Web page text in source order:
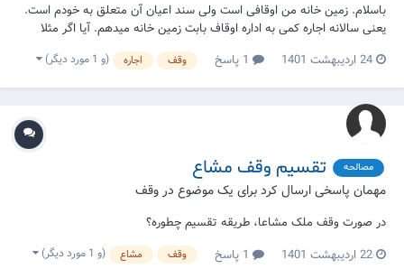
باسلام. زمین خانه من اوقافی است ولی سند اعیان آن متعلق به خودم است.
یعنی سالانه اجاره کمی به اداره اوقاف بابت زمین خانه میدهم. آیا اگر مثلا
تغییرات جزئی در اعیان آن بدهم (مثلا ساخت بالکن) باید به اداره اوقاف اطلاع
بدهم؟(البته میدانم شهرداری در زمان انتقال سند جریمه خواهد کرد، منظورم
از سوال فقط...
24 اردیبهشت 1401 وقف اجاره (و 1 مورد دیگر)
مصالحه تقسیم وقف مشاع
مهمان پاسخی ارسال کرد برای یک موضوع در وقف
در صورت وقف ملک مشاعا، طریقه تقسیم چطوره؟
22 اردیبهشت 1401
وقف مشاع (و 1 مورد دیگر)